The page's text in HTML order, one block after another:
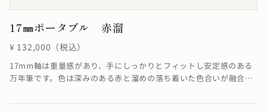
17㎜ポータブル 赤溜
¥ 132,000（税込）
17mm軸は重量感があり、手にしっかりとフィットし安定感のある
万年筆です。色は深みのある赤と溜めの落ち着いた色合いが融合
ています。≪自然素材の漆を使用しているため、仕上がりの色合い